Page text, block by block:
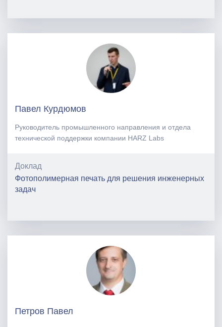
Павел Курдюмов
Руководитель промышленного направления и отдела
технической поддержки компании HARZ Labs
Доклад
Фотополимерная печать для решения инженерных
задач
Петров Павел